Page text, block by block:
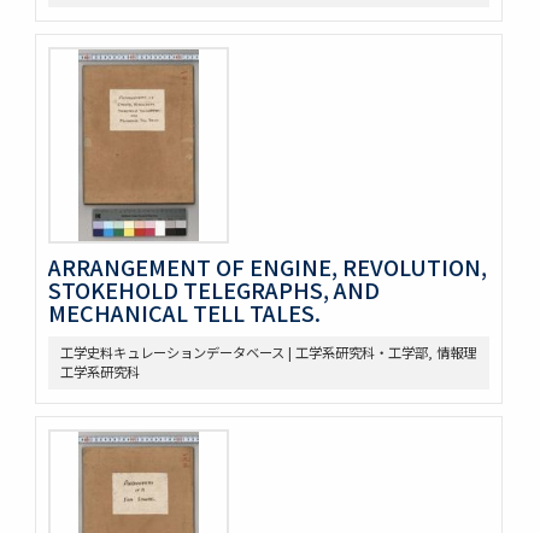
ARRANGEMENT OF ENGINE, REVOLUTION,
STOKEHOLD TELEGRAPHS, AND
MECHANICAL TELL TALES.
工学史料キュレーションデータベース | 工学系研究科・工学部, 情報理
工学系研究科